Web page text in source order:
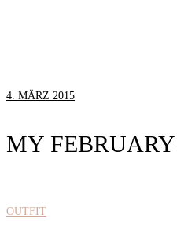
4. MÄRZ 2015
MY
OUTFIT